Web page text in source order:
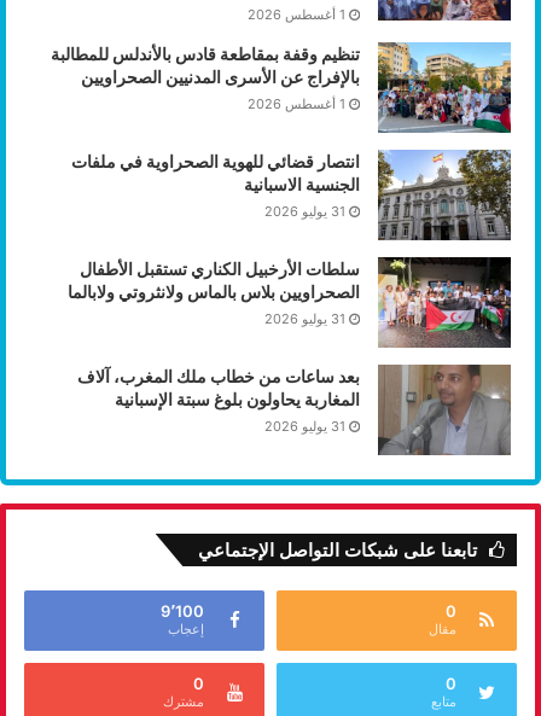
1 أغسطس 2026
تنظيم وقفة بمقاطعة قادس بالأندلس للمطالبة
بالإفراج عن الأسرى المدنيين الصحراويين
1 أغسطس 2026
انتصار قضائي للهوية الصحراوية في ملفات
الجنسية الاسبانية
31 يوليو 2026
سلطات الأرخبيل الكناري تستقبل الأطفال
الصحراويين بلاس بالماس ولانثروتي ولابالما
31 يوليو 2026
بعد ساعات من خطاب ملك المغرب، آلاف
المغاربة يحاولون بلوغ سبتة الإسبانية
31 يوليو 2026
تابعنا على شبكات التواصل الإجتماعي
0
مقال
9٬100
إعجاب
0
متابع
0
مشترك